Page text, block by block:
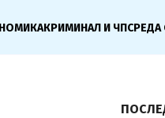
КРИМИНАЛ И ЧПСРЕДА